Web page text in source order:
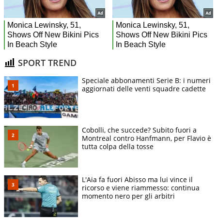
SPORT TREND
Speciale abbonamenti Serie B: i numeri
aggiornati delle venti squadre cadette
Cobolli, che succede? Subito fuori a
Montreal contro Hanfmann, per Flavio è
tutta colpa della tosse
L'Aia fa fuori Abisso ma lui vince il
ricorso e viene riammesso: continua
momento nero per gli arbitri